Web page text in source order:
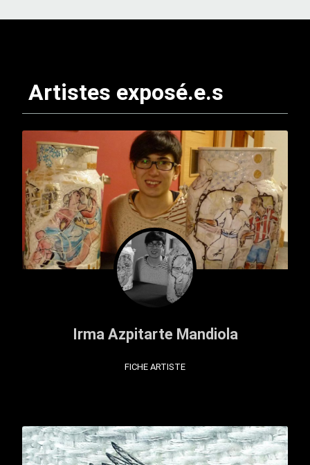
Artistes exposé.e.s
Irma Azpitarte Mandiola
FICHE ARTISTE